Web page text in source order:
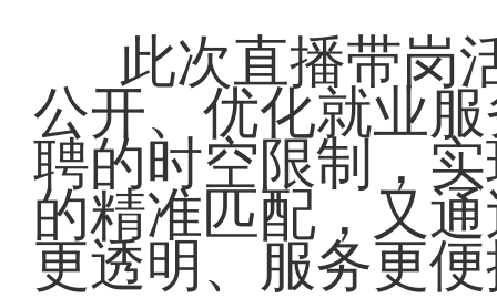
此次直播带岗
公开、优化就业
聘的时空限制，
的精准匹配，又
更透明、服务更